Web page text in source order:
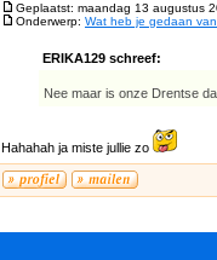
Geplaatst: maandag 13 augustus
Onderwerp: Wat heb je gedaan
ERIKA129 schreef:
Nee maar is onze Drentse
Hahahah ja miste jullie zo